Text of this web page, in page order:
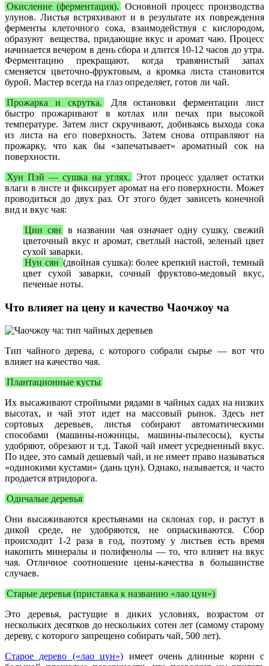
Окисление (ферментация).
Основной процесс производства
улунов. Листья встряхивают и в результате их повреждения
ферменты клеточного сока, взаимодействуя с кислородом,
образуют вещества, придающие вкус и аромат чаю. Процесс
начинается вечером в день сбора и длится 10-12 часов до утра.
Ферментацию прекращают, когда травянистый запах
сменяется цветочно-фруктовым, а кромка листа становится
бурой. Мастер всегда на глаз определяет, готов ли чай.
Прожарка и скрутка.
Для остановки ферментации лист
быстро прожаривают в котлах или печах при высокой
температуре. Затем лист скручивают, добиваясь выхода сока
из листа на его поверхность. Затем снова отправляют на
прожарку, что как бы «запечатывает» ароматный сок на
поверхности.
Хун Пэй — сушка на углях.
Этот процесс удаляет остатки
влаги в листе и фиксирует аромат на его поверхности. Может
проводиться до двух раз. От этого будет зависеть конечной
вид и вкус чая:
Цин сян
в названии чая означает одну сушку, свежий
цветочный вкус и аромат, светлый настой, зеленый цвет
сухой заварки.
Нун сян (двойная сушка): более крепкий настой, темный
цвет сухой заварки, сочный фруктово-медовый вкус,
печеные ноты.
Что влияет на цену и качество Чаочжоу ча
Тип чайного дерева, с которого собрали сырье — вот что
влияет на качество чая.
Плантационные кусты
Их высаживают стройными рядами в чайных садах на низких
высотах, и чай этот идет на массовый рынок. Здесь нет
сортовых деревьев, листья собирают автоматическими
способами (машины-ножницы, машины-пылесосы), кусты
удобряют, обрезают и т.д. Такой чай имеет усредненный вкус.
По идее, это самый дешевый чай, и не имеет право называться
«одинокими кустами» (дань цун). Однако, называется, и часто
продается втридорога.
Одичалые деревья
Они высаживаются крестьянами на склонах гор, и растут в
дикой среде, не удобряются, не опрыскиваются. Сбор
происходит 1-2 раза в год, поэтому у листьев есть время
накопить минералы и полифенолы — то, что влияет на вкус
чая. Отличное соотношение цены-качества в большинстве
случаев.
Старые деревья (приставка к названию «лао цун»)
Это деревья, растущие в диких условиях, возрастом от
нескольких десятков до нескольких сотен лет (самому старому
дереву, с которого запрещено собирать чай, 500 лет).
Старое дерево («лао цун») имеет очень длинные корни с